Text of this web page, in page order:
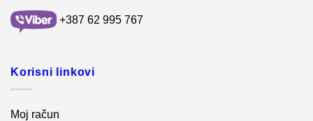
+387 62 995 767
Korisni linkovi
Moj račun